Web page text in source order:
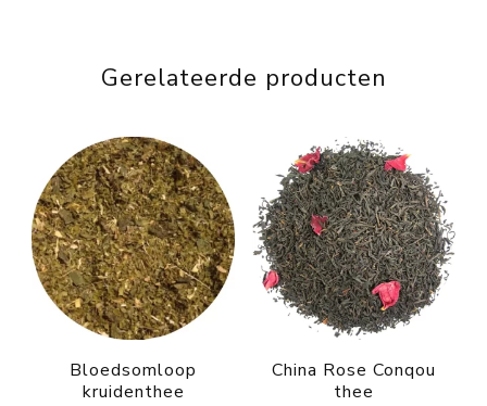
Gerelateerde producten
Bloedsomloop
kruidenthee
China Rose Conqou
thee